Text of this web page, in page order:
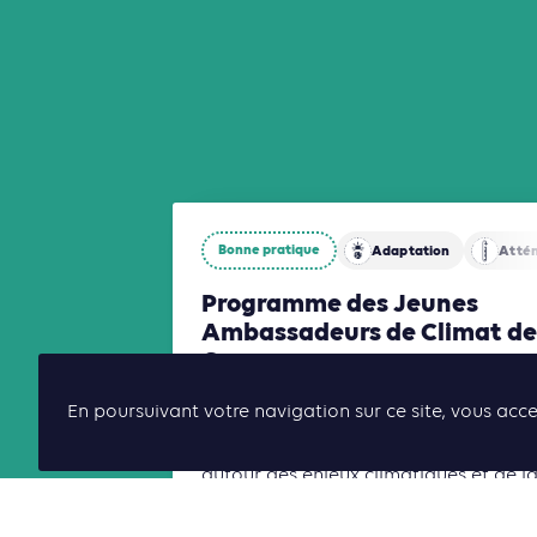
Bonne pratique Adaptation
Programme des Jeunes
Ambassadeurs de Climat de
Guyane
Le programme des Jeunes
Ambassadeurs du Climat vise à
autour des enjeux climatiques et de la
En poursuivant votre navigation sur ce site, vous